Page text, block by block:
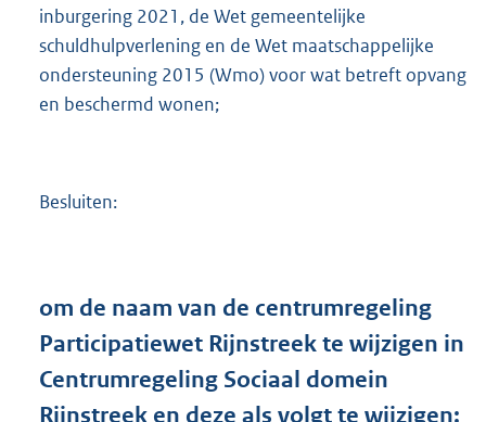
inburgering 2021, de Wet gemeentelijke
schuldhulpverlening en de Wet maatschappelijke
ondersteuning 2015 (Wmo) voor wat betreft opvang
en beschermd wonen;
Besluiten:
om de naam van de centrumregeling
Participatiewet Rijnstreek te wijzigen in
Centrumregeling Sociaal domein
Rijnstreek en deze als volgt te wijzigen: